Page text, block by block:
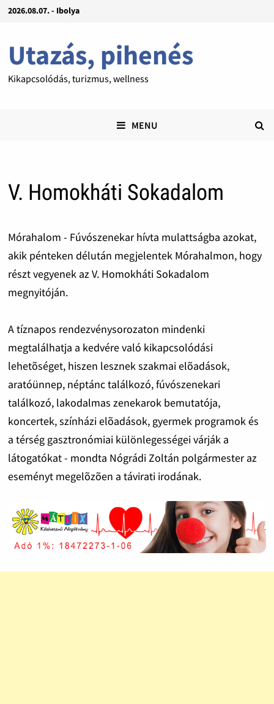
2026.08.07. - Ibolya
Utazás, pihenés
Kikapcsolódás, turizmus, wellness
MENU
V. Homokháti Sokadalom
Mórahalom - Fúvószenekar hívta mulattságba azokat,
akik pénteken délután megjelentek Mórahalmon, hogy
részt vegyenek az V. Homokháti Sokadalom
megnyitóján.
A tíznapos rendezvénysorozaton mindenki
megtalálhatja a kedvére való kikapcsolódási
lehetõséget, hiszen lesznek szakmai elõadások,
aratóünnep, néptánc találkozó, fúvószenekari
találkozó, lakodalmas zenekarok bemutatója,
koncertek, színházi elõadások, gyermek programok és
a térség gasztronómiai különlegességei várják a
látogatókat - mondta Nógrádi Zoltán polgármester az
eseményt megelõzõen a távirati irodának.